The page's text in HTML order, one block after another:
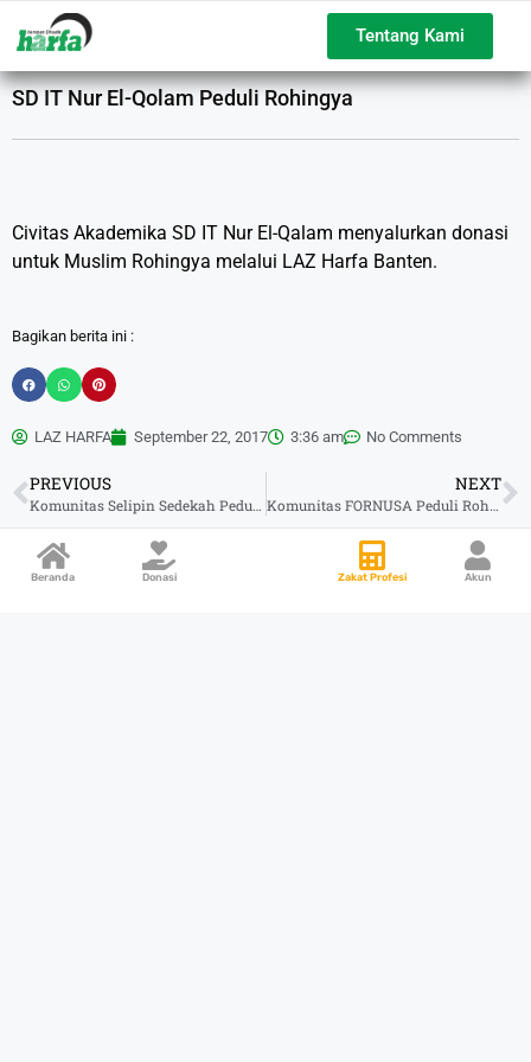
Tentang Kami
SD IT Nur El-Qolam Peduli Rohingya
Civitas Akademika SD IT Nur El-Qalam menyalurkan donasi
untuk Muslim Rohingya melalui LAZ Harfa Banten.
Bagikan berita ini :
LAZ HARFA September 22, 2017 3:36 am No Comments
PREVIOUS
Komunitas Selipin Sedekah Peduli Rohingya
NEXT
Komunitas FORNUSA Peduli Rohingya
Beranda Donasi Zakat Profesi Akun